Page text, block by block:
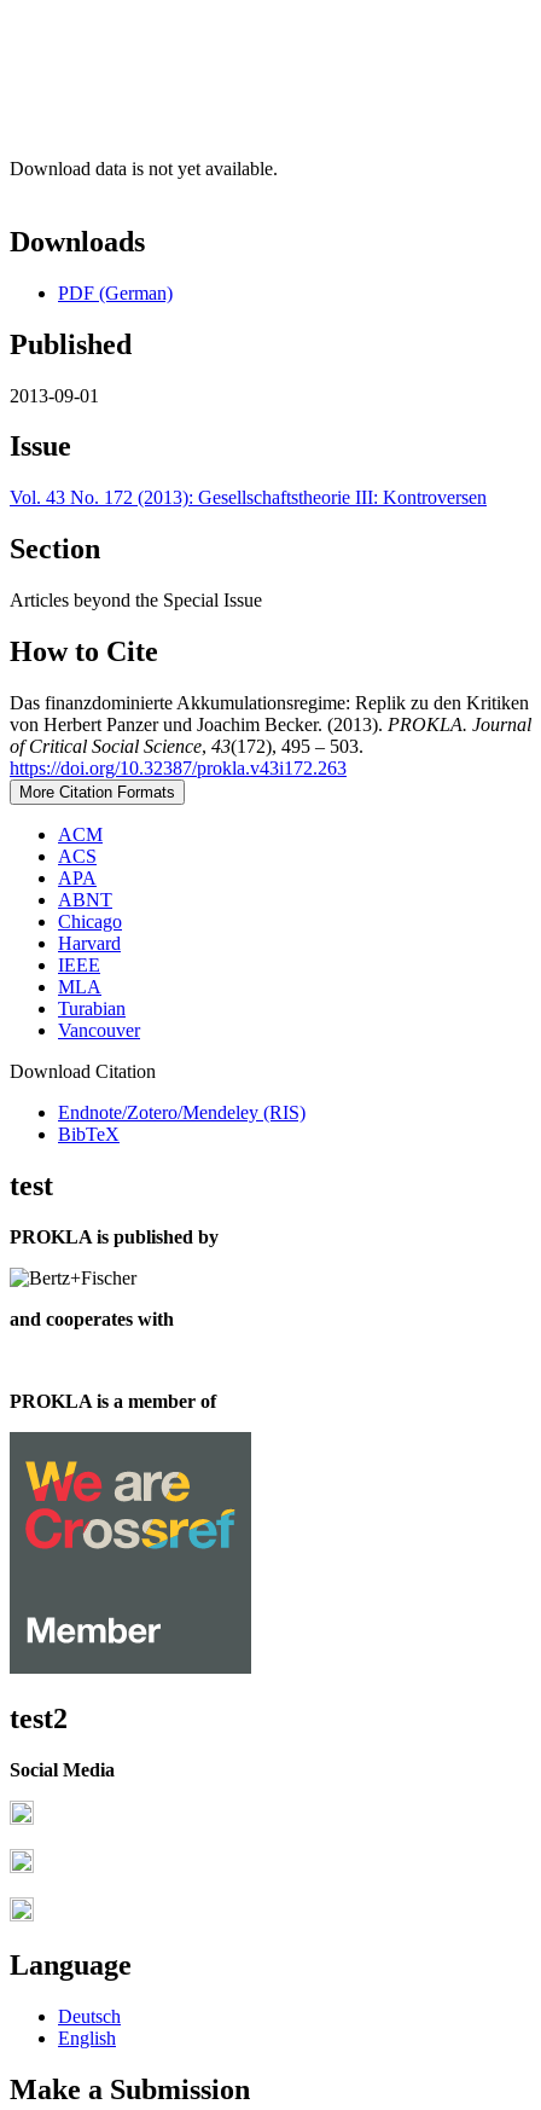
Download data is not yet available.
Downloads
PDF (German)
Published
2013-09-01
Issue
Vol. 43 No. 172 (2013): Gesellschaftstheorie III: Kontroversen
Section
Articles beyond the Special Issue
How to Cite
Das finanzdominierte Akkumulationsregime: Replik zu den Kritiken
von Herbert Panzer und Joachim Becker. (2013). PROKLA. Journal
of Critical Social Science, 43(172), 495 – 503.
https://doi.org/10.32387/prokla.v43i172.263
More Citation Formats
ACM
ACS
APA
ABNT
Chicago
Harvard
IEEE
MLA
Turabian
Vancouver
Download Citation
Endnote/Zotero/Mendeley (RIS)
BibTeX
test
PROKLA is published by
and cooperates with
PROKLA is a member of
test2
Social Media
Language
Deutsch
English
Make a Submission